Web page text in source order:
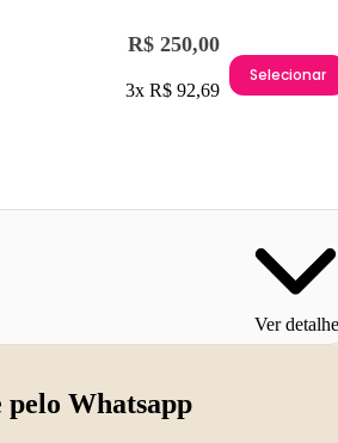
R$ 250,00
3x R$ 92,69
Selecionar
Ver
pelo Whatsapp